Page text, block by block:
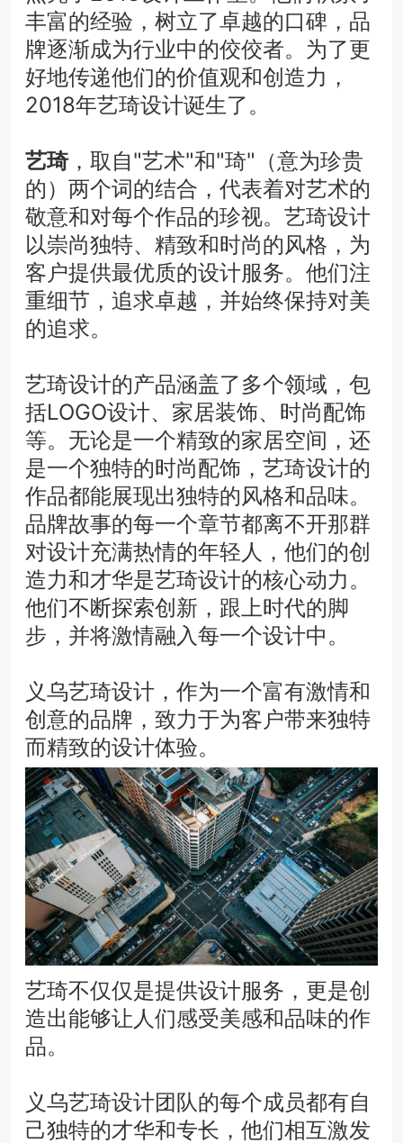
丰富的经验，树立了卓越的口碑，品
牌逐渐成为行业中的佼佼者。为了更
好地传递他们的价值观和创造力，
2018年艺琦设计诞生了。
艺琦，取自"艺术"和"琦"（意为珍贵
的）两个词的结合，代表着对艺术的
敬意和对每个作品的珍视。艺琦设计
以崇尚独特、精致和时尚的风格，为
客户提供最优质的设计服务。他们注
重细节，追求卓越，并始终保持对美
的追求。
艺琦设计的产品涵盖了多个领域，包
括LOGO设计、家居装饰、时尚配饰
等。无论是一个精致的家居空间，还
是一个独特的时尚配饰，艺琦设计的
作品都能展现出独特的风格和品味。
品牌故事的每一个章节都离不开那群
对设计充满热情的年轻人，他们的创
造力和才华是艺琦设计的核心动力。
他们不断探索创新，跟上时代的脚
步，并将激情融入每一个设计中。
义乌艺琦设计，作为一个富有激情和
创意的品牌，致力于为客户带来独特
而精致的设计体验。
艺琦不仅仅是提供设计服务，更是创
造出能够让人们感受美感和品味的作
品。
义乌艺琦设计团队的每个成员都有自
己独特的才华和专长，他们相互激发